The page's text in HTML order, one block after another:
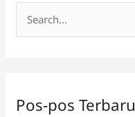
u
Pos-pos Terbaru